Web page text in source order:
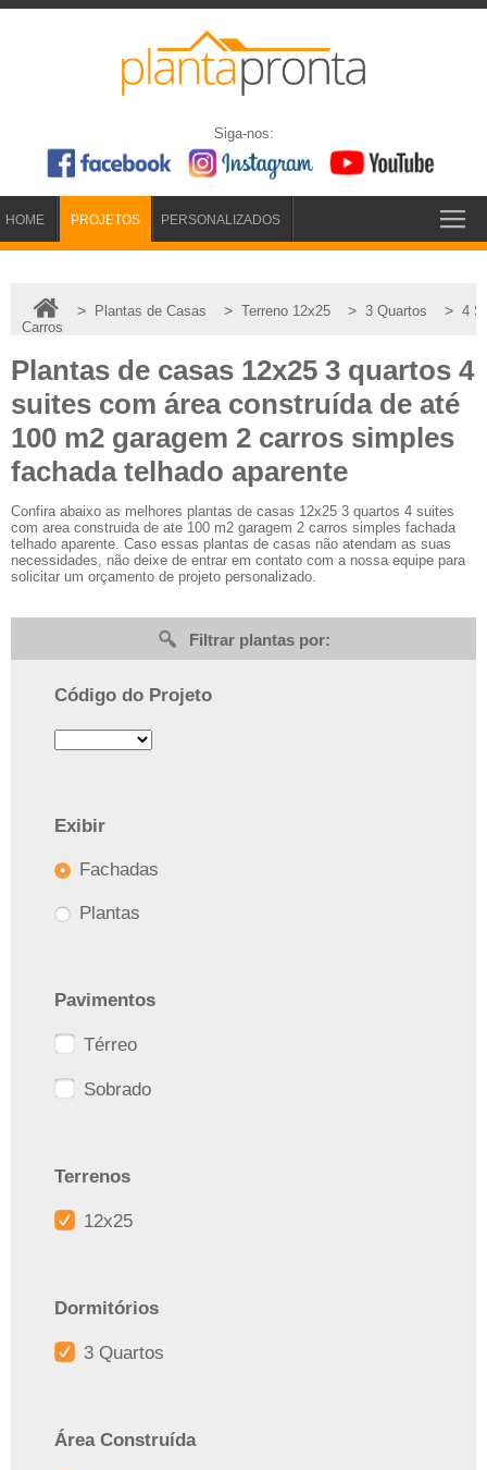
Siga-nos:
HOME PROJETOS PERSONALIZADOS
> Plantas de Casas > Terreno 12x25 > 3 Quartos > 4
Carros
Plantas de casas 12x25 3 quartos 4
suites com área construída de até
100 m2 garagem 2 carros simples
fachada telhado aparente
Confira abaixo as melhores plantas de casas 12x25 3 quartos 4 suites
com area construida de ate 100 m2 garagem 2 carros simples fachada
telhado aparente. Caso essas plantas de casas não atendam as suas
necessidades, não deixe de entrar em contato com a nossa equipe para
solicitar um orçamento de projeto personalizado.
Filtrar plantas por:
Código do Projeto
Exibir
Fachadas
Plantas
Pavimentos
Térreo
Sobrado
Terrenos
12x25
Dormitórios
3 Quartos
Área Construída